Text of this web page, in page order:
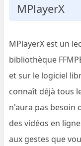
MPlayerX
MPlayerX est un
bibliothèque
et sur le logiciel
connaît déjà tous
n'aura pas besoin
des vidéos en
aux gestes que